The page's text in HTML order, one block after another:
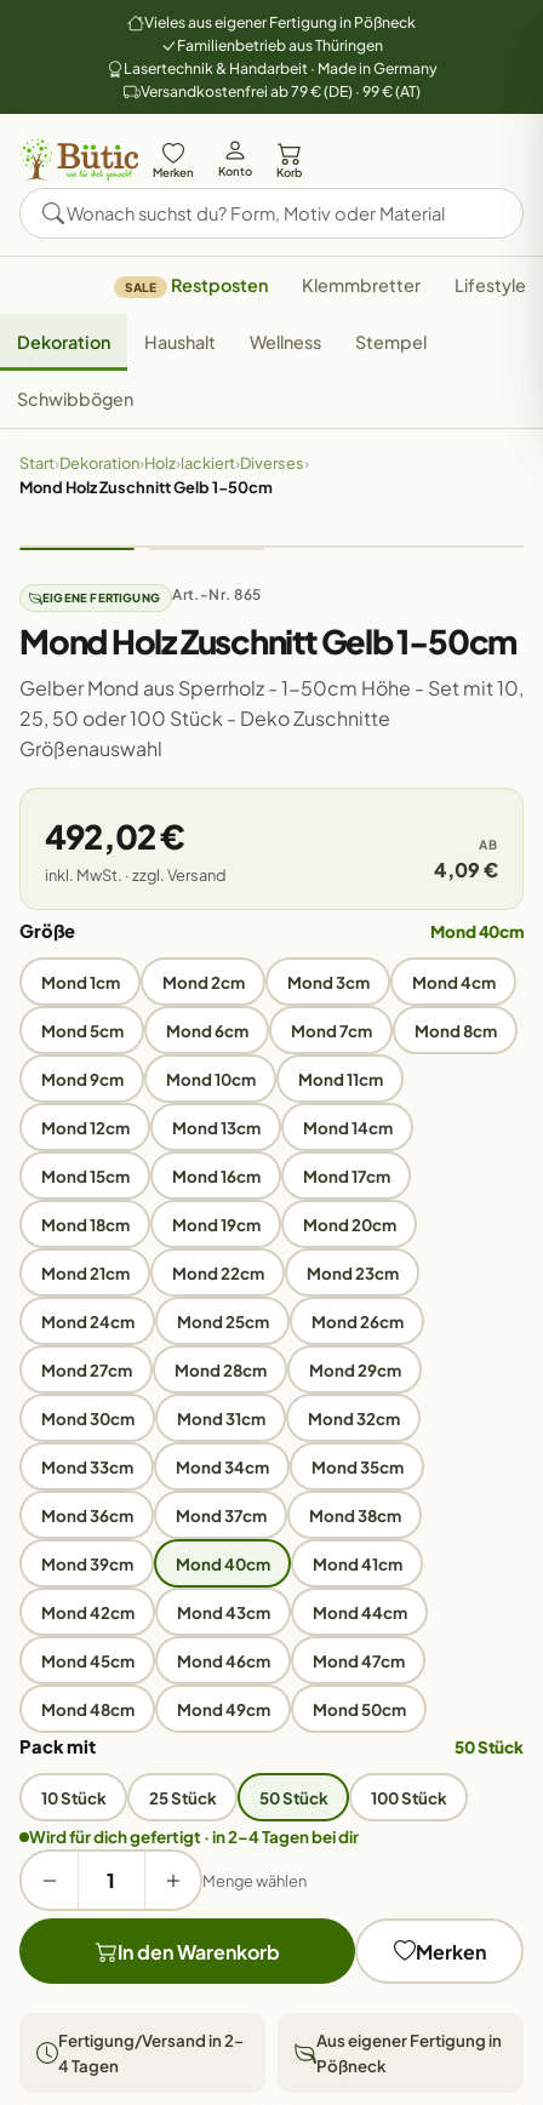
Vieles aus eigener Fertigung in Pößneck
Familienbetrieb aus Thüringen
Lasertechnik & Handarbeit · Made in Germany
Versandkostenfrei ab 79 € (DE) · 99 € (AT)
Merken Konto Korb
SALE Restposten Klemmbretter Lifestyle
Dekoration Haushalt Wellness Stempel
Schwibbögen
Start›Dekoration›Holz›lackiert›Diverses›
Mond Holz Zuschnitt Gelb 1-50cm
EIGENE FERTIGUNG Art.-Nr. 865
Mond Holz Zuschnitt Gelb 1-50cm
Gelber Mond aus Sperrholz - 1-50cm Höhe - Set mit 10,
25, 50 oder 100 Stück - Deko Zuschnitte
Größenauswahl
492,02 €
inkl. MwSt. · zzgl. Versand
AB
4,09 €
Größe Mond 40cm
Mond 1cm Mond 2cm Mond 3cm Mond 4cm
Mond 5cm Mond 6cm Mond 7cm Mond 8cm
Mond 9cm Mond 10cm Mond 11cm
Mond 12cm Mond 13cm Mond 14cm
Mond 15cm Mond 16cm Mond 17cm
Mond 18cm Mond 19cm Mond 20cm
Mond 21cm Mond 22cm Mond 23cm
Mond 24cm Mond 25cm Mond 26cm
Mond 27cm Mond 28cm Mond 29cm
Mond 30cm Mond 31cm Mond 32cm
Mond 33cm Mond 34cm Mond 35cm
Mond 36cm Mond 37cm Mond 38cm
Mond 39cm Mond 40cm Mond 41cm
Mond 42cm Mond 43cm Mond 44cm
Mond 45cm Mond 46cm Mond 47cm
Mond 48cm Mond 49cm Mond 50cm
Pack mit 50 Stück
10 Stück 25 Stück 50 Stück
100 Stück
Wird für dich gefertigt · in 2–4 Tagen bei dir
Menge wählen
In den Warenkorb Merken
Fertigung/Versand in 2–
4 Tagen
Aus eigener Fertigung in
Pößneck